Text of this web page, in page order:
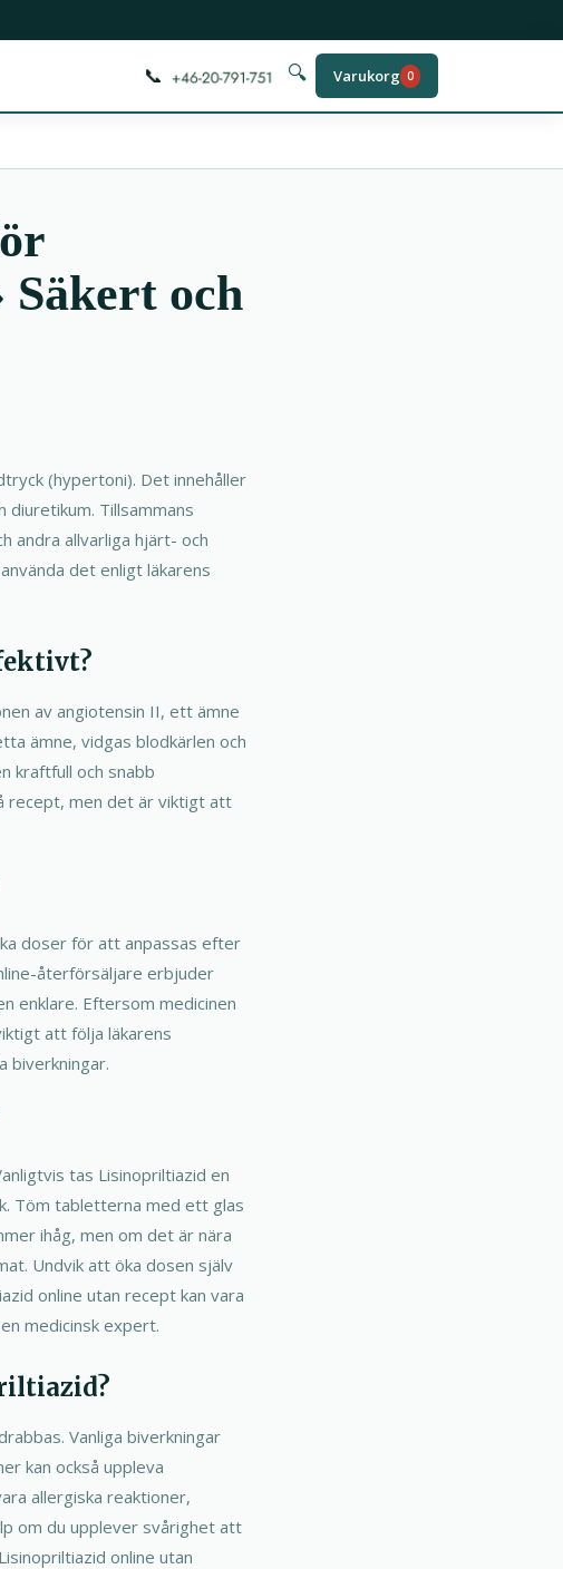
📞 🔍 Varukorg 0
och
(hypertoni). Det innehåller
diuretikum. Tillsammans
andra allvarliga hjärt- och
det enligt läkarens
av angiotensin II, ett ämne
ämne, vidgas blodkärlen och
kraftfull och snabb
recept, men det är viktigt att
doser för att anpassas efter
återförsäljare erbjuder
enklare. Eftersom medicinen
att följa läkarens
biverkningar.
tas Lisinopriltiazid en
Töm tabletterna med ett glas
ihåg, men om det är nära
Undvik att öka dosen själv
online utan recept kan vara
medicinsk expert.
Vanliga biverkningar
kan också uppleva
allergiska reaktioner,
om du upplever svårighet att
online utan